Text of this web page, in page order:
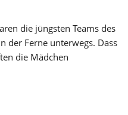
die jüngsten Teams des
der Ferne unterwegs. Dass
die Mädchen